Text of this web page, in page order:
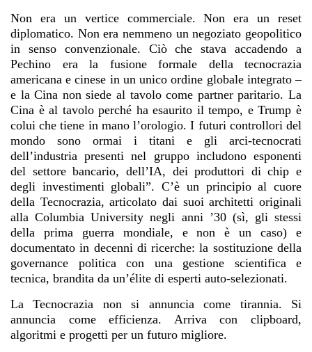
Non era un vertice commerciale. Non era un reset
diplomatico. Non era nemmeno un negoziato geopolitico
in senso convenzionale. Ciò che stava accadendo a
Pechino era la fusione formale della tecnocrazia
americana e cinese in un unico ordine globale integrato –
e la Cina non siede al tavolo come partner paritario. La
Cina è al tavolo perché ha esaurito il tempo, e Trump è
colui che tiene in mano l’orologio. I futuri controllori del
mondo sono ormai i titani e gli arci-tecnocrati
dell’industria presenti nel gruppo includono esponenti
del settore bancario, dell’IA, dei produttori di chip e
degli investimenti globali”. C’è un principio al cuore
della Tecnocrazia, articolato dai suoi architetti originali
alla Columbia University negli anni ’30 (sì, gli stessi
della prima guerra mondiale, e non è un caso) e
documentato in decenni di ricerche: la sostituzione della
governance politica con una gestione scientifica e
tecnica, brandita da un’élite di esperti auto-selezionati.
La Tecnocrazia non si annuncia come tirannia. Si
annuncia come efficienza. Arriva con clipboard,
algoritmi e progetti per un futuro migliore.